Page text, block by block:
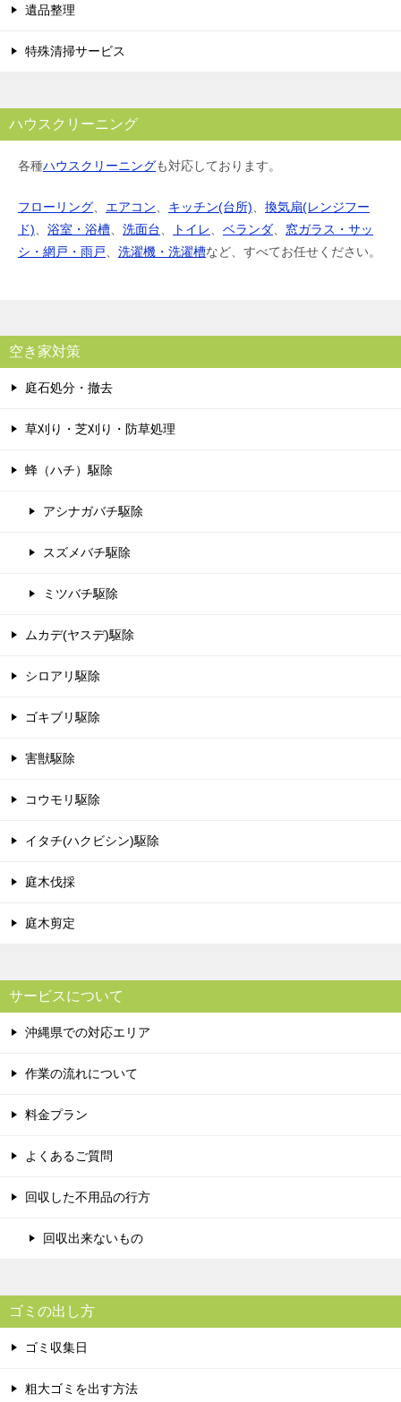
遺品整理
特殊清掃サービス
ハウスクリーニング
各種ハウスクリーニングも対応しております。
フローリング エアコン キッチン(台所)
換気扇(レンジフー
ド)
浴室・浴槽 洗面台 トイレ ベランダ
窓ガラス・サッ
シ・網戸・雨戸
洗濯機・洗濯槽など、すべてお任せください。
空き家対策
庭石処分・撤去
草刈り・芝刈り・防草処理
蜂（ハチ）駆除
アシナガバチ駆除
スズメバチ駆除
ミツバチ駆除
ムカデ(ヤスデ)駆除
シロアリ駆除
ゴキブリ駆除
害獣駆除
コウモリ駆除
イタチ(ハクビシン)駆除
庭木伐採
庭木剪定
サービスについて
沖縄県での対応エリア
作業の流れについて
料金プラン
よくあるご質問
回収した不用品の行方
回収出来ないもの
ゴミの出し方
ゴミ収集日
粗大ゴミを出す方法